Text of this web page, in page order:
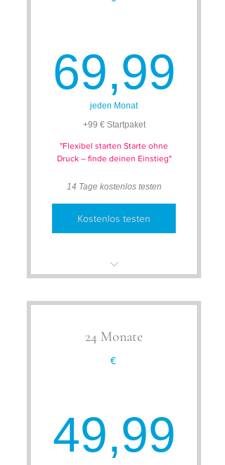
69,99
jeden Monat
+99 € Startpaket
"Flexibel starten Starte ohne
Druck – finde deinen Einstieg"
14 Tage kostenlos testen
Kostenlos testen
Trainingsplan
Betreutes Training
24 Monate
€
49,99